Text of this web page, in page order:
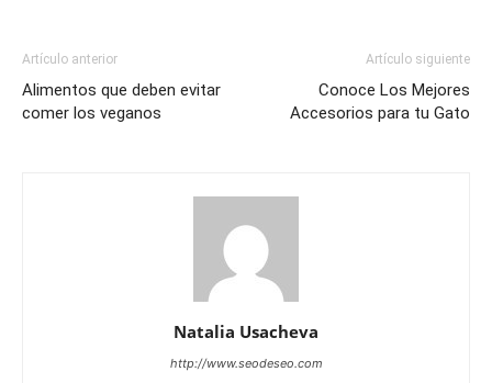
Artículo anterior
Alimentos que deben evitar
comer los veganos
Artículo siguiente
Conoce Los Mejores
Accesorios para tu Gato
Natalia Usacheva
http://www.seodeseo.com